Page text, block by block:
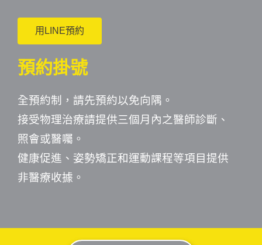
用LINE預約
預約掛號
全預約制，請先預約以免向隅。
接受物理治療請提供三個月內之醫師診斷、
照會或醫囑。
健康促進、姿勢矯正和運動課程等項目提供
非醫療收據。